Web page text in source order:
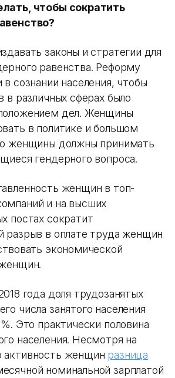
чтобы сократить
законы и стратегии для
равенства. Реформу
сознании населения, чтобы
в различных сферах было
дел. Женщины
в политике и большом
женщины должны принимать
гендерного вопроса.
женщин в топ-
и на высших
постах сократит
разрыв в оплате труда женщин
экономической
года доля трудозанятых
числа занятого населения
Это практически половина
населения. Несмотря на
активность женщин разница
номинальной зарплатой